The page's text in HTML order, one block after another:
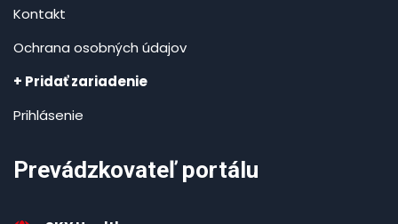
Kontakt
Ochrana osobných údajov
+ Pridať zariadenie
Prihlásenie
Prevádzkovateľ portálu